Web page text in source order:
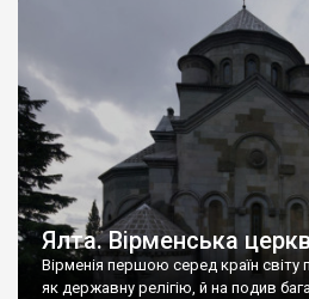
Херсонесі Володимир-язичник,
А потім було Хрещення Русі. На
Ялта. Вірменська
Вірменія першою серед країн світу
як державну релігію, й на подив